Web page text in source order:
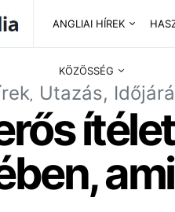
ANGLIAI HÍREK
KÖZÖSSÉG
Utazás,